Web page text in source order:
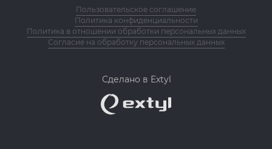
Пользовательское соглашение
Политика конфиденциальности
Политика в отношении обработки персональных данных
Согласие на обработку персональных данных
Сделано в Extyl